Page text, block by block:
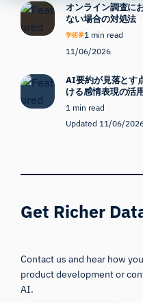
オンライン調査に
ない場合の対処法
学術界1 min read
11/06/2026
AI要約が見落とす
ける感情表現の活
1 min read
Updated 11/06/
Get Richer
Contact us and hear how
product development or
AI.